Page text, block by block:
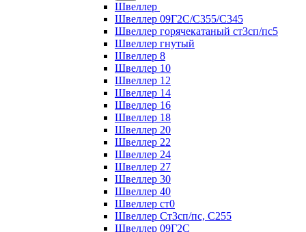
Швеллер
Швеллер 09Г2С/С355/С345
Швеллер горячекатаный ст3сп/пс5
Швеллер гнутый
Швеллер 8
Швеллер 10
Швеллер 12
Швеллер 14
Швеллер 16
Швеллер 18
Швеллер 20
Швеллер 22
Швеллер 24
Швеллер 27
Швеллер 30
Швеллер 40
Швеллер ст0
Швеллер Ст3сп/пс, С255
Швеллер 09Г2С